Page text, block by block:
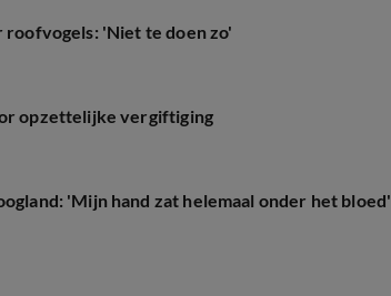
roofvogels: 'Niet te doen zo'
opzettelijke vergiftiging
'Mijn hand zat helemaal onder het bloed'